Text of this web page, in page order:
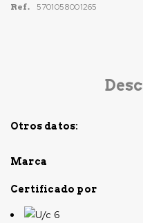
Ref.
5701058001265
Otros datos:
Marca
Certificado por
U/c 6